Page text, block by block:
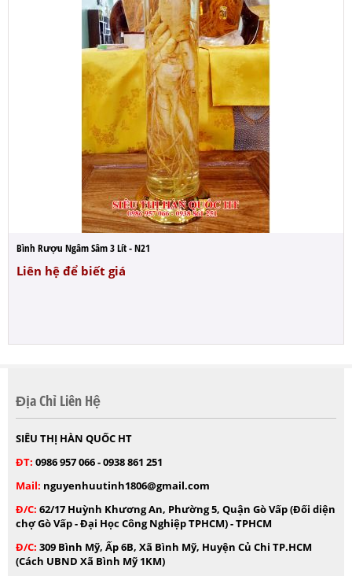
Bình Rượu Ngâm Sâm 3 Lít - N21
Liên hệ để biết giá
Địa Chỉ Liên Hệ
SIÊU THỊ HÀN QUỐC HT
ĐT: 0986 957 066 - 0938 861 251
Mail: nguyenhuutinh1806@gmail.com
Đ/C: 62/17 Huỳnh Khương An, Phường 5, Quận Gò Vấp (Đối diện
chợ Gò Vấp - Đại Học Công Nghiệp TPHCM) - TPHCM
Đ/C: 309 Bình Mỹ, Ấp 6B, Xã Bình Mỹ, Huyện Củ Chi TP.HCM
(Cách UBND Xã Bình Mỹ 1KM)